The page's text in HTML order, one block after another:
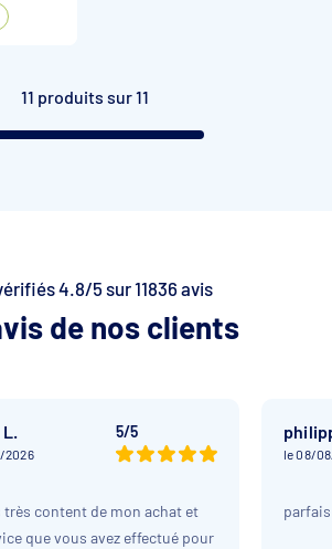
11 produits sur 11
4.8/5 sur 11836 avis
de nos clients
5/5
2026
très content de mon achat et
que vous avez effectué pour
le 08/
parfais